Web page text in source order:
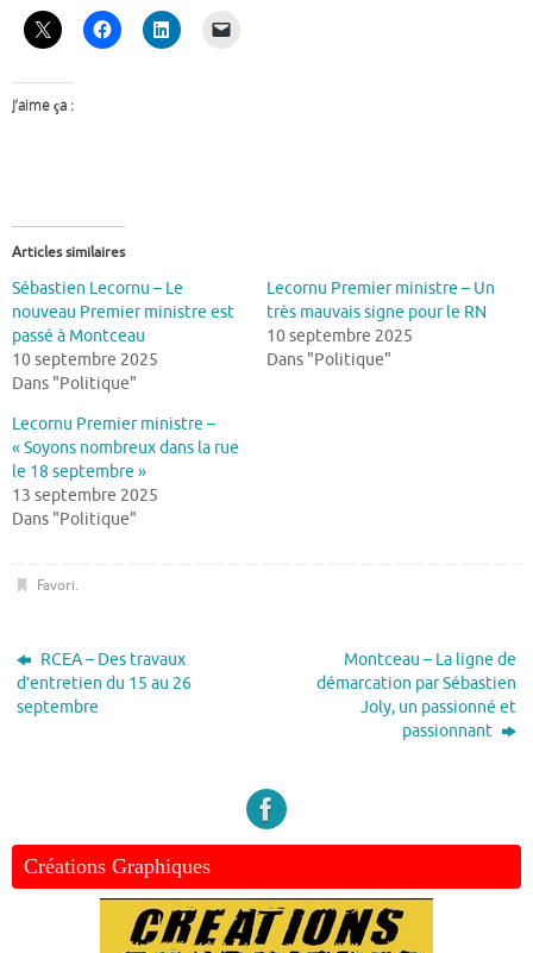
J’aime ça :
Articles similaires
Sébastien Lecornu – Le
nouveau Premier ministre est
passé à Montceau
10 septembre 2025
Dans "Politique"
Lecornu Premier ministre – Un
très mauvais signe pour le RN
10 septembre 2025
Dans "Politique"
Lecornu Premier ministre –
« Soyons nombreux dans la rue
le 18 septembre »
13 septembre 2025
Dans "Politique"
Favori.
RCEA – Des travaux
d’entretien du 15 au 26
septembre
Montceau – La ligne de
démarcation par Sébastien
Joly, un passionné et
passionnant
Créations Graphiques